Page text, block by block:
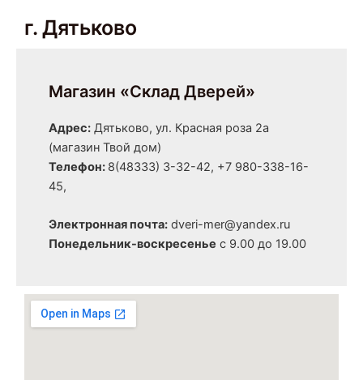
г. Дятьково
Магазин «Склад Дверей»
Адрес: Дятьково, ул. Красная роза 2а
(магазин Твой дом)
Телефон: 8(48333) 3-32-42, +7 980-338-16-
45,
Электронная почта: dveri-mer@yandex.ru
Понедельник-воскресенье с 9.00 до 19.00